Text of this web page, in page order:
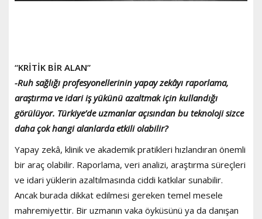
“KRİTİK BİR ALAN”
-Ruh sağlığı profesyonellerinin yapay zekâyı raporlama,
araştırma ve idari iş yükünü azaltmak için kullandığı
görülüyor. Türkiye’de uzmanlar açısından bu teknoloji sizce
daha çok hangi alanlarda etkili olabilir?
Yapay zekâ, klinik ve akademik pratikleri hızlandıran önemli
bir araç olabilir. Raporlama, veri analizi, araştırma süreçleri
ve idari yüklerin azaltılmasında ciddi katkılar sunabilir.
Ancak burada dikkat edilmesi gereken temel mesele
mahremiyettir. Bir uzmanın vaka öyküsünü ya da danışan